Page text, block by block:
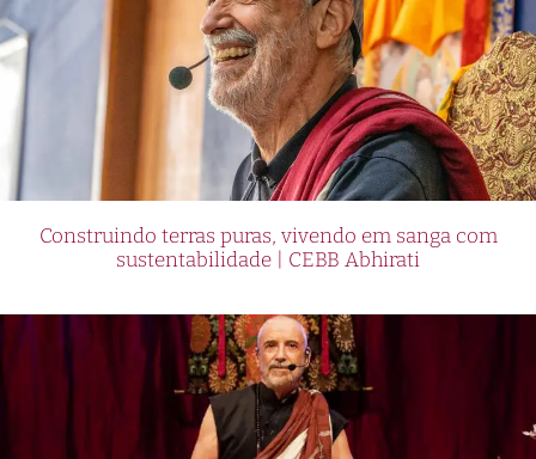
Construindo terras puras, vivendo em sanga com
sustentabilidade | CEBB Abhirati